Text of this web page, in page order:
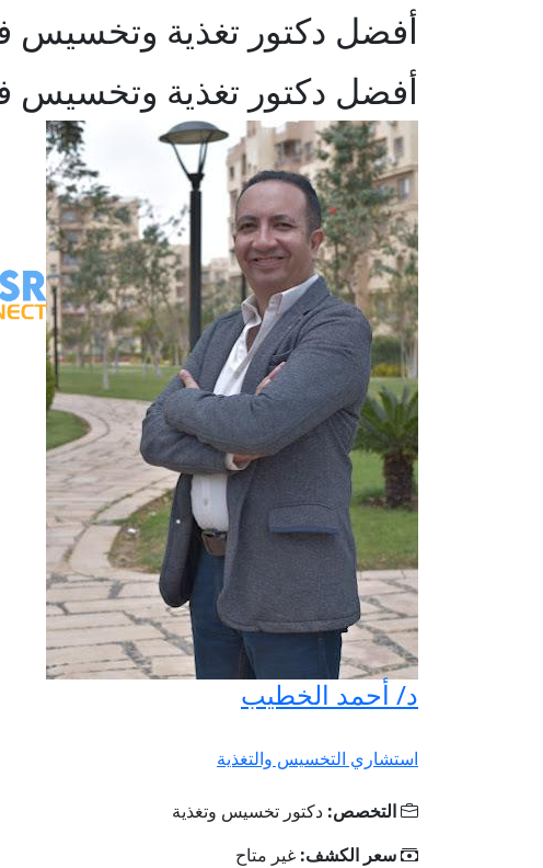
أفضل دكتور تغذية وتخسيس
أفضل دكتور تغذية وتخسيس
د/ أحمد الخطيب
استشاري التخسيس والتغذية
التخصص: دكتور تخسيس وتغذية
سعر الكشف: غير متاح